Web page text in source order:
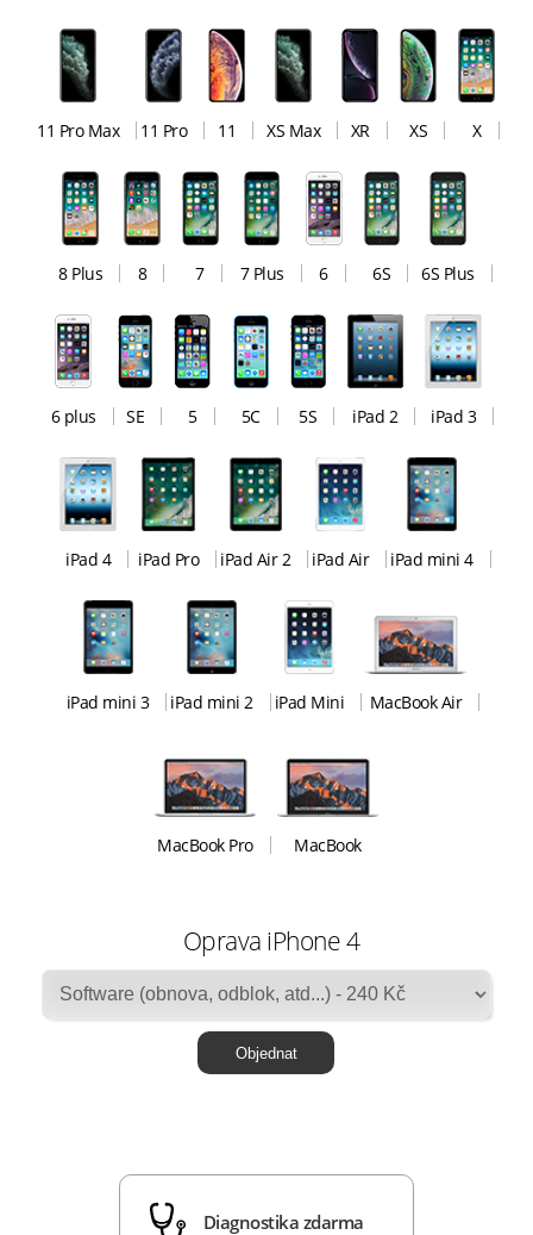
11 Pro Max 11 Pro 11 XS Max XR XS X
8 Plus 8 7 7 Plus 6 6S 6S Plus
6 plus SE 5 5C 5S iPad 2 iPad 3
iPad 4 iPad Pro iPad Air 2 iPad Air iPad mini 4
iPad mini 3 iPad mini 2 iPad Mini MacBook Air
MacBook Pro MacBook
Oprava iPhone 4
Diagnostika zdarma